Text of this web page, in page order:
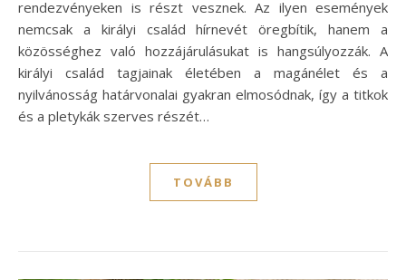
rendezvényeken is részt vesznek. Az ilyen események
nemcsak a királyi család hírnevét öregbítik, hanem a
közösséghez való hozzájárulásukat is hangsúlyozzák. A
királyi család tagjainak életében a magánélet és a
nyilvánosság határvonalai gyakran elmosódnak, így a titkok
és a pletykák szerves részét…
TOVÁBB